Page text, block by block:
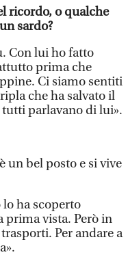
ricordo, o qualche
sardo?
Con lui ho fatto
prima che
Ci siamo sentiti
che ha salvato il
tutti parlavano di lui».
un bel posto e si vive
lo ha scoperto
prima vista. Però in
Per andare a